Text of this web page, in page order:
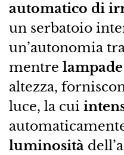
automatico di
un serbatoio
un’autonomia
mentre
altezza,
luce, la cui
luminosità